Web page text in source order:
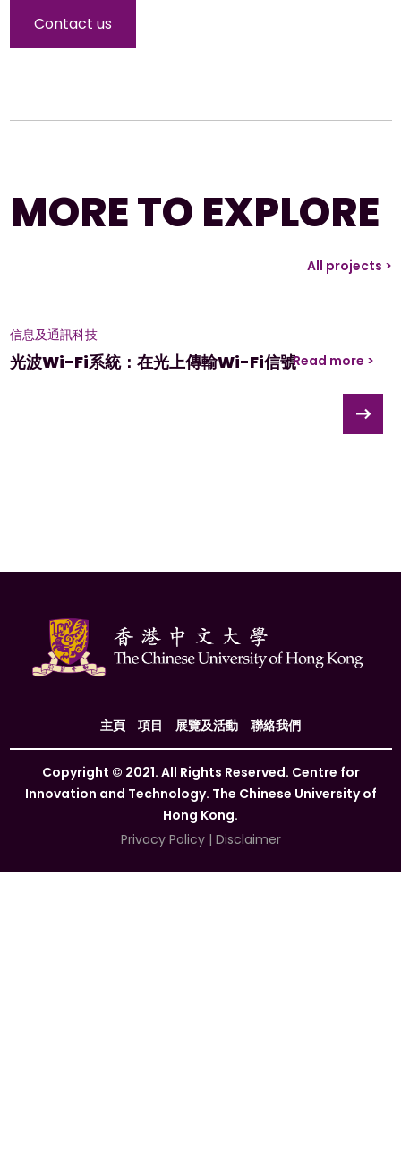
Contact us
MORE TO EXPLORE
All projects >
信息及通訊科技
光波Wi-Fi系統：在光上傳輸Wi-Fi信號Read more >
主頁 項目 展覽及活動 聯絡我們
Copyright © 2021. All Rights Reserved. Centre for
Innovation and Technology. The Chinese University of
Hong Kong.
Privacy Policy| Disclaimer